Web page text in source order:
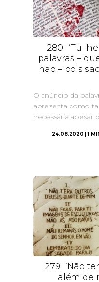
280. “Tu
palavras –
não – pois
O anúncio da
apresenta como
necessária apesar
24.08.2020 | 1
279. “Não
além de